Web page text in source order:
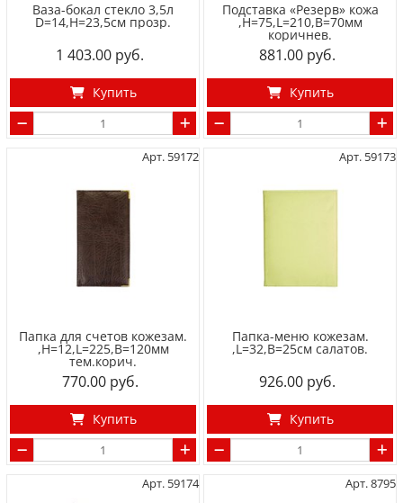
Ваза-бокал стекло 3,5л
D=14,H=23,5см прозр.
1 403.00
Купить
Подставка «Резерв» кожа
,H=75,L=210,B=70мм
коричнев.
881.00
Купить
Арт. 59172
Папка для счетов кожезам.
,H=12,L=225,B=120мм
тем.корич.
770.00
Купить
Арт. 59173
Папка-меню кожезам.
,L=32,B=25см салатов.
926.00
Купить
Арт. 59174 Арт. 8795